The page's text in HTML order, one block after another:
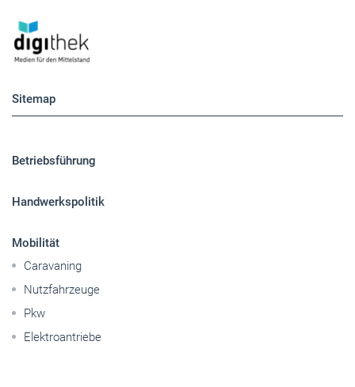
Sitemap
Betriebsführung
Handwerkspolitik
Mobilität
Caravaning
Nutzfahrzeuge
Pkw
Elektroantriebe